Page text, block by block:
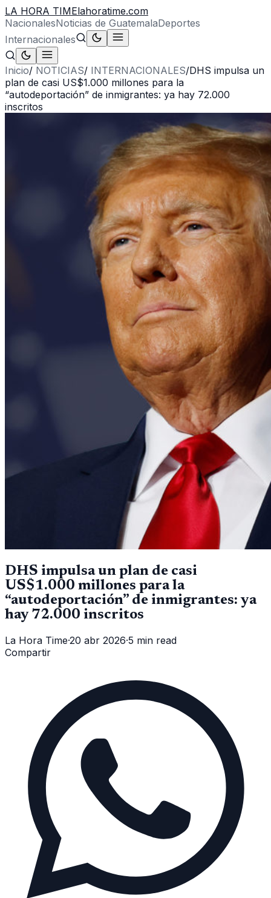
LA HORA TIMElahoratime.com
NacionalesNoticias de GuatemalaDeportes
Internacionales
Inicio/ NOTICIAS/ INTERNACIONALES/DHS impulsa un
plan de casi US$1.000 millones para la
“autodeportación” de inmigrantes: ya hay 72.000
inscritos
DHS impulsa un plan de casi
US$1.000 millones para la
“autodeportación” de inmigrantes: ya
hay 72.000 inscritos
La Hora Time·20 abr 2026·5 min read
Compartir